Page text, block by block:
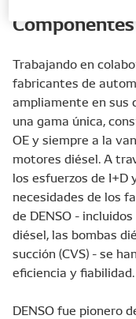
Trabajando en
fabricantes de
ampliamente en sus
una gama única,
OE y siempre a la
motores diésel. A
los esfuerzos de I+D
necesidades de los
de DENSO -
diésel, las bombas
succión (CVS) - se
eficiencia y fiabilidad.
DENSO fue pionero